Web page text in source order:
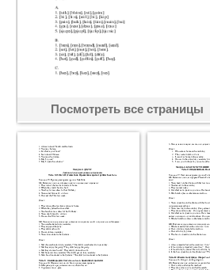
Посмотреть все страницы